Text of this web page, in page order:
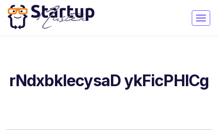
rNdxbklecysaD ykFicPHICg